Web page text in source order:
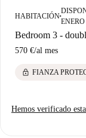
HABITACIÓN■
ENERO
Bedroom 3 -
570 €/al mes
lock FIANZA
Hemos verificado